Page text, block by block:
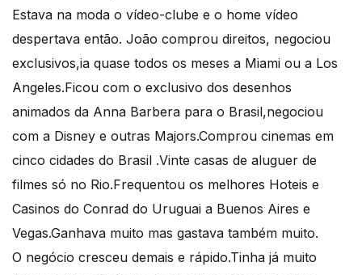
Estava na moda o vídeo-clube e o home vídeo
despertava então. João comprou direitos, negociou
exclusivos,ia quase todos os meses a Miami ou a Los
Angeles.Ficou com o exclusivo dos desenhos
animados da Anna Barbera para o Brasil,negociou
com a Disney e outras Majors.Comprou cinemas em
cinco cidades do Brasil .Vinte casas de aluguer de
filmes só no Rio.Frequentou os melhores Hoteis e
Casinos do Conrad do Uruguai a Buenos Aires e
Vegas.Ganhava muito mas gastava também muito.
O negócio cresceu demais e rápido.Tinha já muito